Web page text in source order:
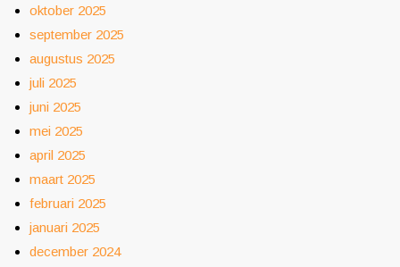
oktober 2025
september 2025
augustus 2025
juli 2025
juni 2025
mei 2025
april 2025
maart 2025
februari 2025
januari 2025
december 2024